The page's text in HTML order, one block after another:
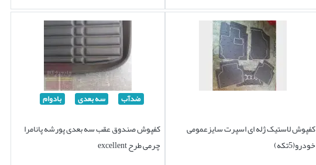
کفپوش لاستیک ژله ای اسپرت سایزعمومی
خودرو(5تکه)
ضدآب سه بعدی بادوام
کفپوش صندوق عقب سه بعدی پورشه پانامرا
چرمی طرح excellent